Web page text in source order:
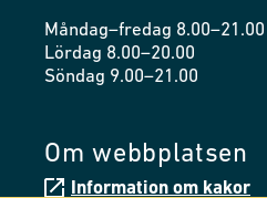
Måndag–fredag 8.00–21.00
Lördag 8.00–20.00
Söndag 9.00–21.00
Om webbplatsen
Information om kakor